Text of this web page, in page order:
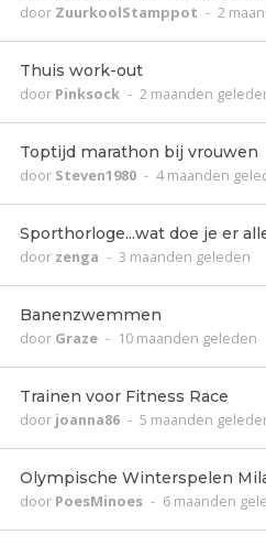
door ZuurkoolStamppot - 2
Thuis work-out
door Pinksock - 2 maanden
Toptijd marathon bij vrouwen
door Steven1980 - 4 maanden
Sporthorloge...wat doe je er
door zenga - 3 maanden geleden
Banenzwemmen
door Graze - 10 maanden geleden
Trainen voor Fitness Race
door joanna86 - 5 maanden
Olympische Winterspelen
door PoesMinoes - 6 maanden